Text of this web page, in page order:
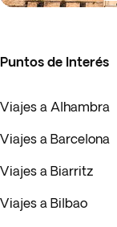
Puntos de Interés
Viajes a Alhambra
Viajes a Barcelona
Viajes a Biarritz
Viajes a Bilbao